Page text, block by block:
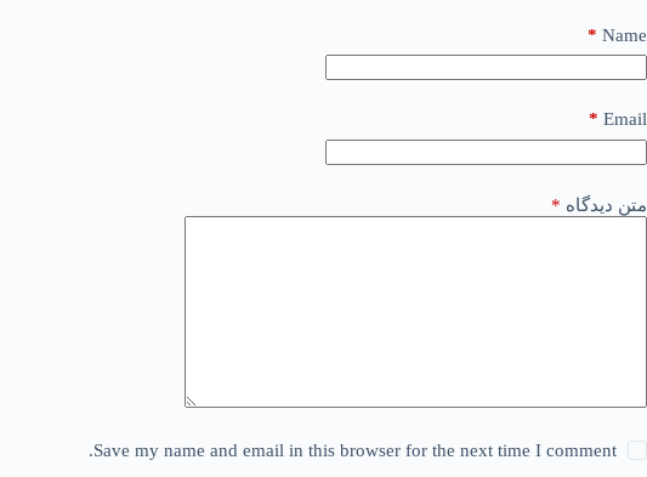
Name
*
Email
*
متن دیدگاه *
Save my name and email in this browser for the next time I comment.